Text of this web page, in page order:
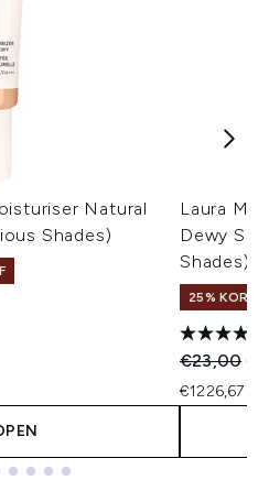
Natural
Shades)
Laura
Dewy
Shades)
25%
€23,00
€1226,67